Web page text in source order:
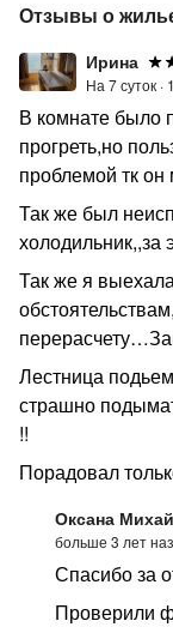
, супермаркет Магнит .
30 минут -
минут - жд
квартире все
комфортного отдыха! Отдельная спальня
кровать 160*200 см . В гостиной с кухонной и
обеденной зоной есть диван ,раскладывается на 150
*200см ,
комната с
город , все
столик с двумя
новая бытовая
телевизор со
стиральная
эл. духовка, эл.
чистая питьевая
посуда ,
доска. Пляж самый лучший – « Южное Взморье» и
«Огонек»
Июль август –
возвратный по
Отзывы о
Ирина
На 7 суток ·
В комнате было
прогреть,но
проблемой тк
Так же был
холодильник,,за
Так же я
Лестница
страшно
!!
Порадовал
Оксана
больше 3 лет
Спасибо за
Проверили